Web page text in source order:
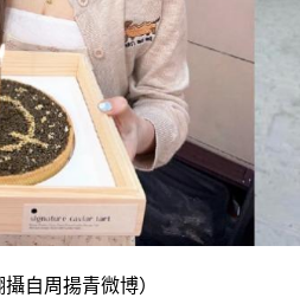
自周揚青微博）